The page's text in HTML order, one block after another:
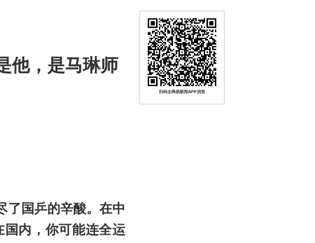
他，是马琳师
了国乒的辛酸。在中
国内，你可能连全运
扫码去网易新闻APP浏览